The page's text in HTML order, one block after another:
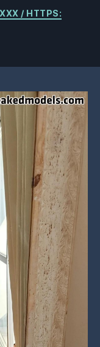
/ HTTPS: